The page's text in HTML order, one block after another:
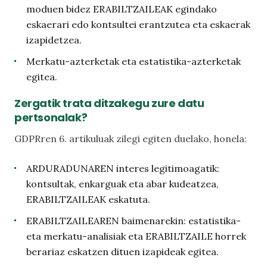
moduen bidez ERABILTZAILEAK egindako
eskaerari edo kontsultei erantzutea eta eskaerak
izapidetzea.
Merkatu-azterketak eta estatistika-azterketak
egitea.
Zergatik trata ditzakegu zure datu
pertsonalak?
GDPRren 6. artikuluak zilegi egiten duelako, honela:
ARDURADUNAREN interes legitimoagatik:
kontsultak, enkarguak eta abar kudeatzea,
ERABILTZAILEAK eskatuta.
ERABILTZAILEAREN baimenarekin: estatistika-
eta merkatu-analisiak eta ERABILTZAILE horrek
berariaz eskatzen dituen izapideak egitea.